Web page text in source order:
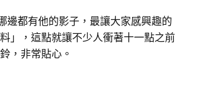
邊都有他的影子，最讓大家感興趣的
」，這點就讓不少人衝著十一點之前
，非常貼心。